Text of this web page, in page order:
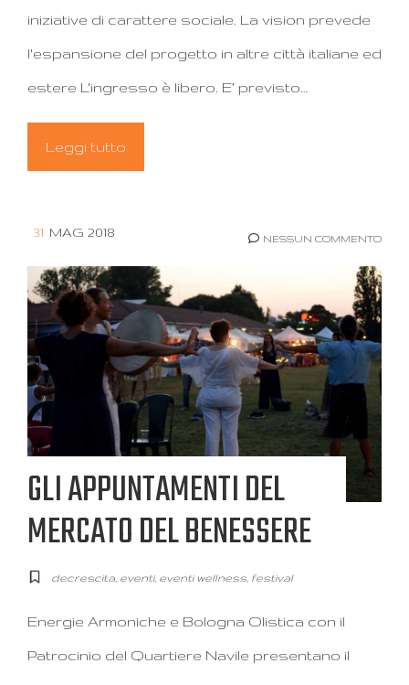
iniziative di carattere sociale. La vision prevede
l'espansione del progetto in altre città italiane ed
estere L'ingresso è libero. E’ previsto…
Leggi tutto
31 MAG 2018 NESSUN COMMENTO
GLI APPUNTAMENTI DEL
MERCATO DEL BENESSERE
decrescita, eventi, eventi wellness, festival
Energie Armoniche e Bologna Olistica con il
Patrocinio del Quartiere Navile presentano il